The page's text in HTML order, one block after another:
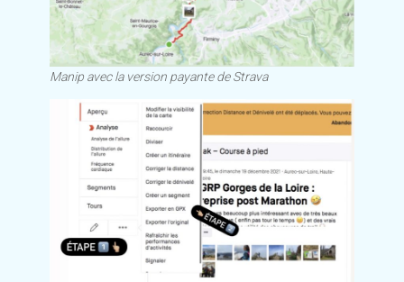
Manip avec la version payante de Strava